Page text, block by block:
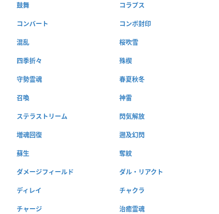
鼓舞 コラプス
コンバート コンボ封印
混乱 桜吹雪
四季折々 殊楔
守勢霊魂 春夏秋冬
召喚 神雷
ステラストリーム 閃気解放
増魂回復 遡及幻閃
蘇生 奪紋
ダメージフィールド ダル・リアクト
ディレイ チャクラ
チャージ 治癒霊魂